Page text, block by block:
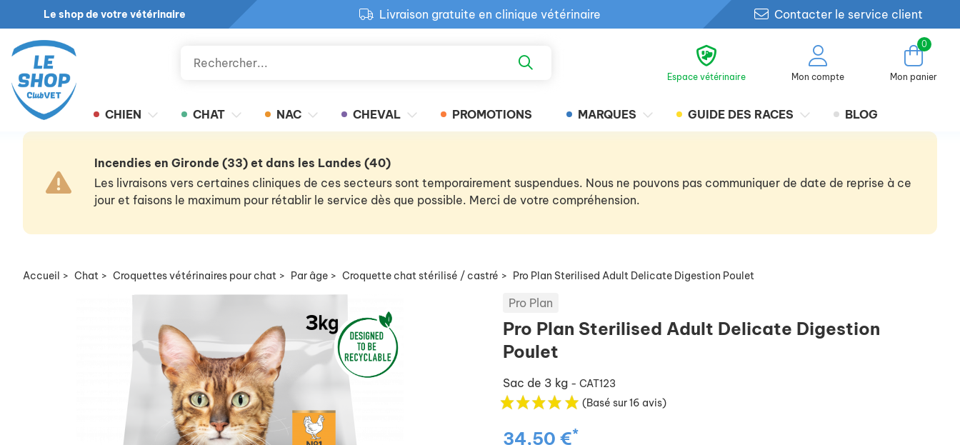
Le shop de votre vétérinaire
Livraison gratuite en clinique vétérinaire
Retour produit gratuit en clinique
Contacter le service client
Espace vétérinaire Mon compte
0
Mon panier
CHIEN CHAT NAC CHEVAL PROMOTIONS MARQUES GUIDE DES RACES BLOG
Incendies en Gironde (33) et dans les Landes (40)
Les livraisons vers certaines cliniques de ces secteurs sont temporairement suspendues. Nous ne pouvons pas communiquer de date de reprise à ce
jour et faisons le maximum pour rétablir le service dès que possible. Merci de votre compréhension.
Accueil > Chat > Croquettes vétérinaires pour chat > Par âge > Croquette chat stérilisé / castré > Pro Plan Sterilised Adult Delicate Digestion Poulet
Pro Plan
Pro Plan Sterilised Adult Delicate Digestion
Poulet
Sac de 3 kg - CAT123
(Basé sur 16 avis)
34,50 €*